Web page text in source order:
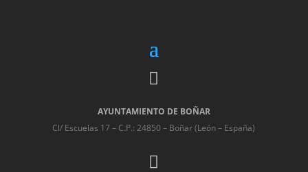

AYUNTAMIENTO DE BOÑAR
Cl/ Escuelas 17 – C.P.: 24850 – Boñar (León – España)
